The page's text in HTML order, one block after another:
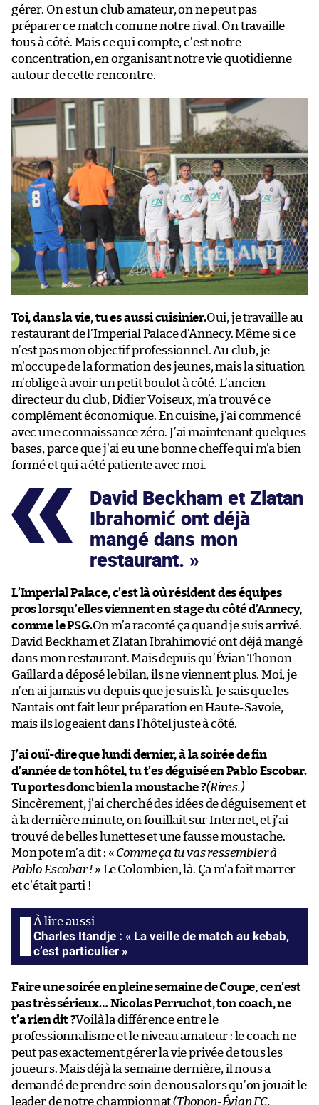
gérer. On est un club amateur, on ne peut pas
préparer ce match comme notre rival. On travaille
tous à côté. Mais ce qui compte, c’est notre
concentration, en organisant notre vie quotidienne
autour de cette rencontre.
Toi, dans la vie, tu es aussi cuisinier.Oui, je travaille au
restaurant de l’Imperial Palace d’Annecy. Même si ce
n’est pas mon objectif professionnel. Au club, je
m’occupe de la formation des jeunes, mais la situation
m’oblige à avoir un petit boulot à côté. L’ancien
directeur du club, Didier Voiseux, m’a trouvé ce
complément économique. En cuisine, j’ai commencé
avec une connaissance zéro. J’ai maintenant quelques
bases, parce que j’ai eu une bonne cheffe qui m’a bien
formé et qui a été patiente avec moi.
David Beckham et Zlatan
Ibrahomić ont déjà
mangé dans mon
restaurant.
L’Imperial Palace, c’est là où résident des équipes
pros lorsqu’elles viennent en stage du côté d’Annecy,
comme le PSG.On m’a raconté ça quand je suis arrivé.
David Beckham et Zlatan Ibrahimović ont déjà mangé
dans mon restaurant. Mais depuis qu’Évian Thonon
Gaillard a déposé le bilan, ils ne viennent plus. Moi, je
n’en ai jamais vu depuis que je suis là. Je sais que les
Nantais ont fait leur préparation en Haute-Savoie,
mais ils logeaient dans l’hôtel juste à côté.
J’ai ouï-dire que lundi dernier, à la soirée de fin
d’année de ton hôtel, tu t’es déguisé en Pablo Escobar.
Tu portes donc bien la moustache ?(Rires.)
Sincèrement, j’ai cherché des idées de déguisement et
à la dernière minute, on fouillait sur Internet, et j’ai
trouvé de belles lunettes et une fausse moustache.
Mon pote m’a dit : « Comme ça tu vas ressembler à
Pablo Escobar ! » Le Colombien, là. Ça m’a fait marrer
et c’était parti !
Charles Itandje : « La veille de match au kebab,
c’est particulier »
Faire une soirée en pleine semaine de Coupe, ce n’est
pas très sérieux… Nicolas Perruchot, ton coach, ne
t’a rien dit ?Voilà la différence entre le
professionnalisme et le niveau amateur : le coach ne
peut pas exactement gérer la vie privée de tous les
joueurs. Mais déjà la semaine dernière, il nous a
demandé de prendre soin de nous alors qu’on jouait le
leader de notre championnat(Thonon-Évian FC,